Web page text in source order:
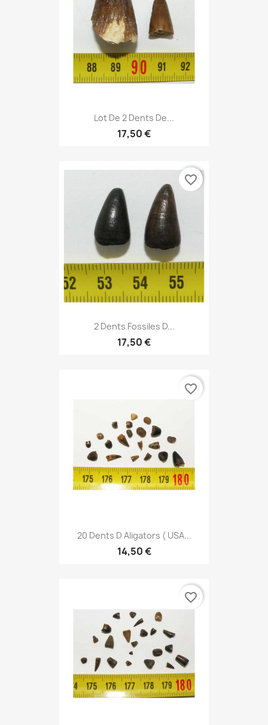
Lot De 2 Dents De...
17,50 €
2 Dents Fossiles D...
17,50 €
favorite_border
20 Dents D Aligators ( USA...
14,50 €
favorite_border
favorite_border